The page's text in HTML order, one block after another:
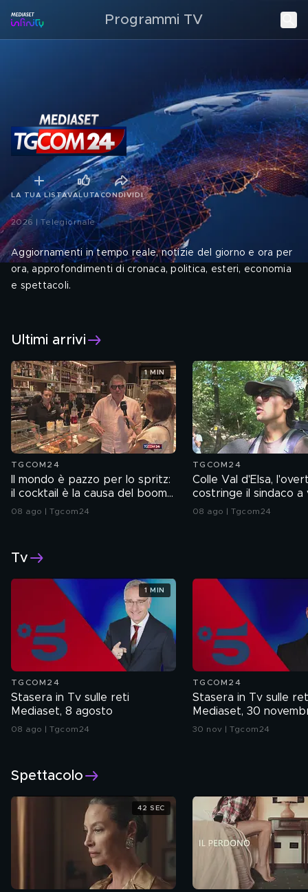
Programmi TV
LA TUA LISTAVALUTACONDIVIDI
2026 | Telegiornale
Aggiornamenti in tempo reale, notizie del giorno e ora per
ora, approfondimenti di cronaca, politica, esteri, economia
e spettacoli.
Ultimi arrivi
TGCOM24
Il mondo è pazzo per lo spritz:
il cocktail è la causa del boom
della vendita di prosecco
08 ago | Tgcom24
1 MIN
TGCOM24
Colle Val d'Elsa,
costringe il sindaco a
balneazione
08 ago | Tgcom24
Tv
TGCOM24
Stasera in Tv sulle reti
Mediaset, 8 agosto
08 ago | Tgcom24
1 MIN
TGCOM24
Stasera in Tv sulle
Mediaset, 30
30 nov | Tgcom24
Spettacolo
42 SEC